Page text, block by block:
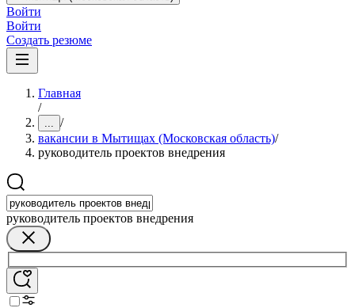
Войти
Войти
Создать резюме
Главная
/
... /
вакансии в Мытищах (Московская область)/
руководитель проектов внедрения
руководитель проектов внедрения